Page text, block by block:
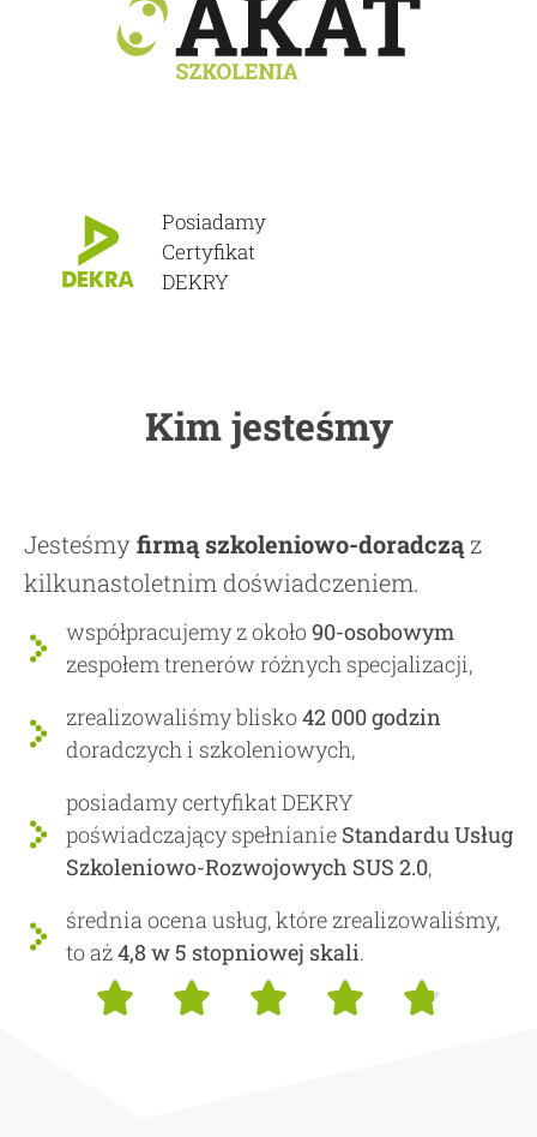
Kim jesteśmy
Jesteśmyfirmą szkoleniowo-doradczą z
kilkunastoletnim doświadczeniem.
współpracujemy z około90-osobowym
zespołem trenerów różnych specjalizacji,
zrealizowaliśmy blisko42 000 godzin
doradczych i szkoleniowych,
posiadamy certyfikat DEKRY
poświadczający spełnianie Standardu Usług
Szkoleniowo-Rozwojowych SUS 2.0,
średnia ocena usług, które zrealizowaliśmy,
to aż4,8 w 5 stopniowej skali.
    
Posiadamy
Certyfikat
DEKRY